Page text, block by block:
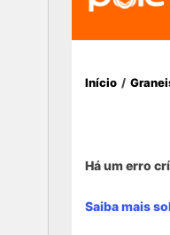
Início /
Há um erro
Saiba mais